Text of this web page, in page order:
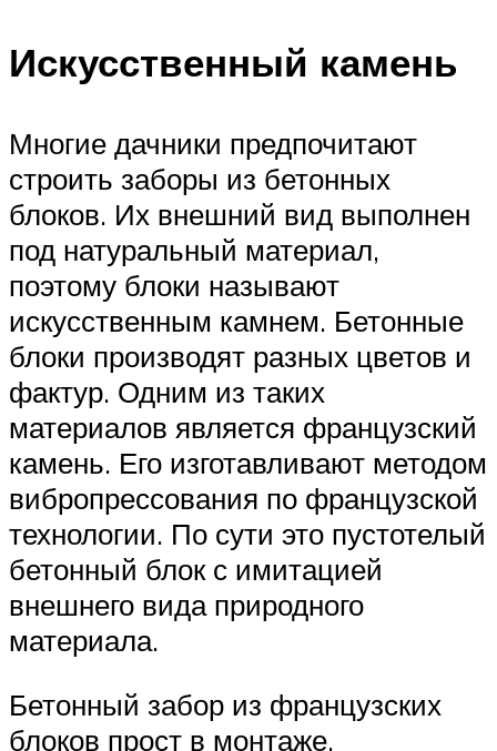
Искусственный камень
Многие дачники предпочитают
строить заборы из бетонных
блоков. Их внешний вид выполнен
под натуральный материал,
поэтому блоки называют
искусственным камнем. Бетонные
блоки производят разных цветов и
фактур. Одним из таких
материалов является французский
камень. Его изготавливают методом
вибропрессования по французской
технологии. По сути это пустотелый
бетонный блок с имитацией
внешнего вида природного
материала.
Бетонный забор из французских
блоков прост в монтаже.